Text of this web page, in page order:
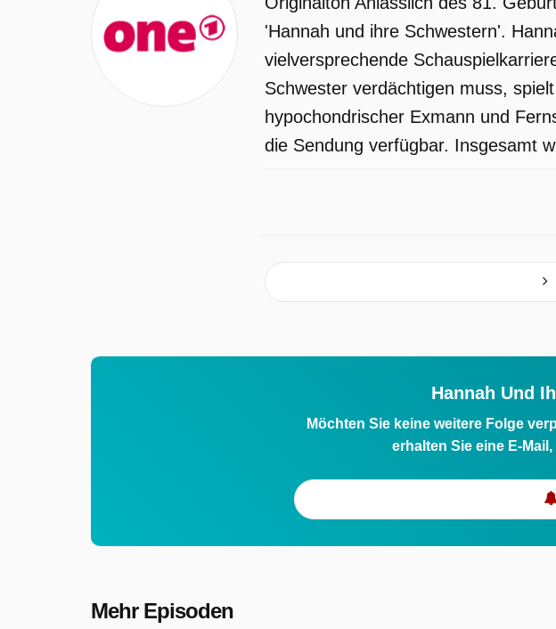
'Hannah und ihre Schwestern'.
vielversprechende
Schwester verdächtigen muss,
hypochondrischer Exmann und
die Sendung verfügbar. Insgesamt
Hannah Und
Möchten Sie keine weitere Folge
erhalten Sie eine E-
Mehr Episoden